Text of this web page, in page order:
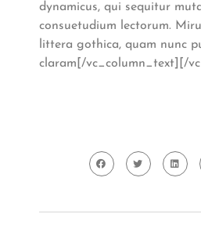
dynamicus, qui sequitur
consuetudium lectorum.
littera gothica, quam nunc
claram[/vc_column_text][/